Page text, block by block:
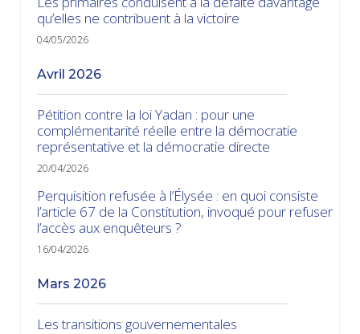
qu’elles ne contribuent à la victoire
04/05/2026
avril 2026
Pétition contre la loi Yadan : pour une
complémentarité réelle entre la démocratie
représentative et la démocratie directe
20/04/2026
Perquisition refusée à l’Élysée : en quoi consiste
l’article 67 de la Constitution, invoqué pour refuser
l’accès aux enquêteurs ?
16/04/2026
mars 2026
Les transitions gouvernementales